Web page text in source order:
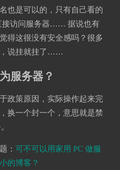
也是可以的，只有自己看的
接访问服务器…… 据说也有
得这很没有安全感吗？很多
，说挂就挂了……
服务器？
政策原因，实际操作起来完
换一个封一个，意思就是禁
： 可不可以用家用 PC 做服
的博客？